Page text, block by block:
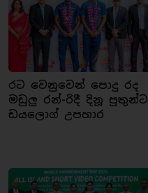
රට වෙනුවෙන් පොදු රද
මඩුලු රන්-රිදී දිනූ පුතුන්ට
ඩයලොග් උපහාර